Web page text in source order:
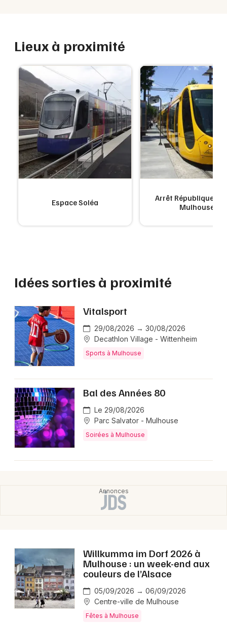
Lieux à proximité
Espace Soléa
Arrêt République -
Mulhouse
Idées sorties à proximité
Vitalsport
29/08/2026 → 30/08/2026
Decathlon Village - Wittenheim
Sports à Mulhouse
Bal des Années 80
Le 29/08/2026
Parc Salvator - Mulhouse
Soirées à Mulhouse
Willkumma im Dorf 2026 à
Mulhouse : un week-end aux
couleurs de l’Alsace
05/09/2026 → 06/09/2026
Centre-ville de Mulhouse
Fêtes à Mulhouse